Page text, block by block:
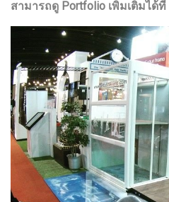
สามารถดู Portfolio เพิ่มเติมได้ที่